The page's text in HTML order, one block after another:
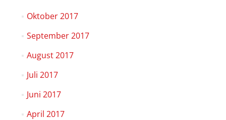
Oktober 2017
September 2017
August 2017
Juli 2017
Juni 2017
April 2017